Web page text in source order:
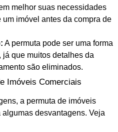
melhor suas necessidades
imóvel antes da compra de
A permuta pode ser uma forma
que muitos detalhes da
são eliminados.
Imóveis Comerciais
a permuta de imóveis
desvantagens. Veja